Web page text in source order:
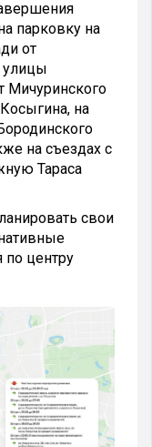
парковку на
от
улицы
Мичуринского
на
на съездах с
Тараса
свои
центру